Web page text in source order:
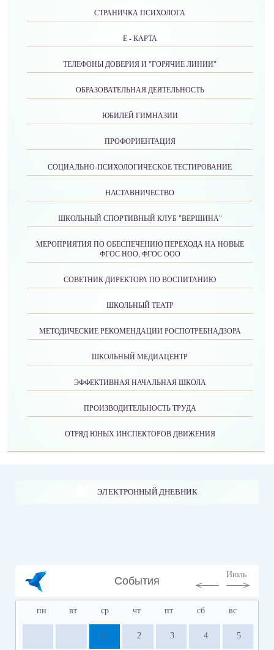
СТРАНИЧКА ПСИХОЛОГА
Е - КАРТА
ТЕЛЕФОНЫ ДОВЕРИЯ И "ГОРЯЧИЕ ЛИНИИ"
ОБРАЗОВАТЕЛЬНАЯ ДЕЯТЕЛЬНОСТЬ
ЮБИЛЕЙ ГИМНАЗИИ
ПРОФОРИЕНТАЦИЯ
СОЦИАЛЬНО-ПСИХОЛОГИЧЕСКОЕ ТЕСТИРОВАНИЕ
НАСТАВНИЧЕСТВО
ШКОЛЬНЫЙ СПОРТИВНЫЙ КЛУБ "ВЕРШИНА"
МЕРОПРИЯТИЯ ПО ОБЕСПЕЧЕНИЮ ПЕРЕХОДА НА НОВЫЕ
ФГОС НОО, ФГОС ООО
СОВЕТНИК ДИРЕКТОРА ПО ВОСПИТАНИЮ
ШКОЛЬНЫЙ ТЕАТР
МЕТОДИЧЕСКИЕ РЕКОМЕНДАЦИИ РОСПОТРЕБНАДЗОРА
ШКОЛЬНЫЙ МЕДИАЦЕНТР
ЭФФЕКТИВНАЯ НАЧАЛЬНАЯ ШКОЛА
ПРОИЗВОДИТЕЛЬНОСТЬ ТРУДА
ОТРЯД ЮНЫХ ИНСПЕКТОРОВ ДВИЖЕНИЯ
ЭЛЕКТРОННЫЙ ДНЕВНИК
События
Июль
пн вт ср чт пт сб вс
1 2 3 4 5